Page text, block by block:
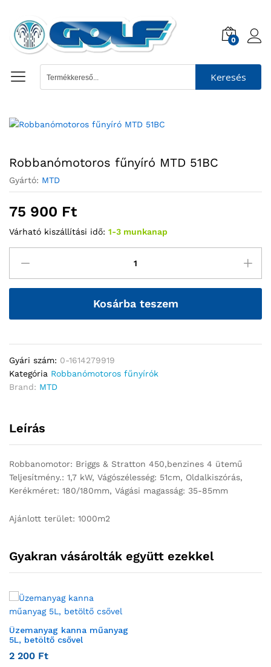
0
Keresés
Robbanómotoros fűnyíró MTD 51BC
Gyártó: MTD
75 900 Ft
Várható kiszállítási idő: 1-3 munkanap
Kosárba teszem
Gyári szám: 0-1614279919
Kategória Robbanómotoros fűnyírók
Brand: MTD
Leírás
Robbanomotor: Briggs & Stratton 450,benzines 4 ütemű
Teljesítmény.: 1,7 kW, Vágószélesség: 51cm, Oldalkiszórás,
Kerékméret: 180/180mm, Vágási magasság: 35-85mm
Ajánlott terület: 1000m2
Gyakran vásárolták együtt ezekkel
Üzemanyag kanna műanyag
5L, betöltő csővel
2 200 Ft